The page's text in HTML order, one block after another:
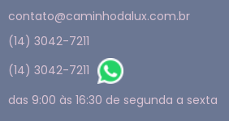
contato@caminhodalux.com.br
(14) 3042-7211
(14) 3042-7211
das 9:00 às 16:30 de segunda a sexta